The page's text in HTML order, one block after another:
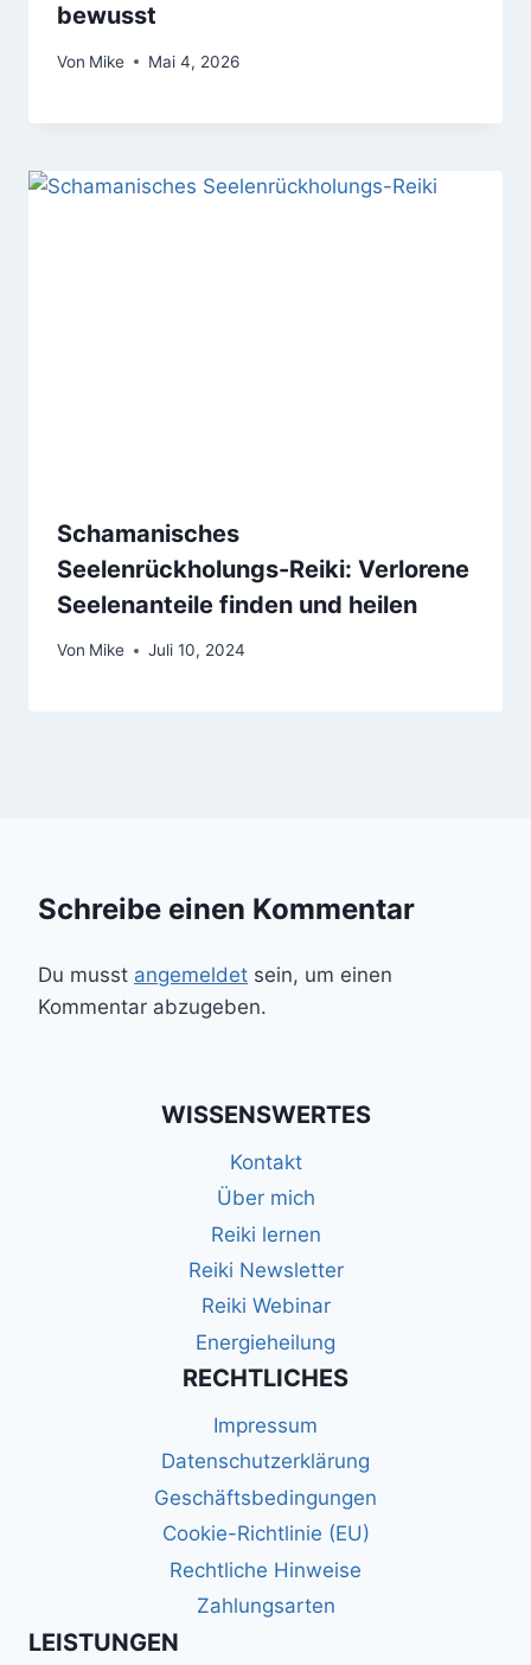
bewusst
Von Mike Mai 4, 2026
Schamanisches
Seelenrückholungs-Reiki: Verlorene
Seelenanteile finden und heilen
Von Mike Juli 10, 2024
Schreibe einen Kommentar
Du musst angemeldet sein, um einen
Kommentar abzugeben.
WISSENSWERTES
Kontakt
Über mich
Reiki lernen
Reiki Newsletter
Reiki Webinar
Energieheilung
RECHTLICHES
Impressum
Datenschutzerklärung
Geschäftsbedingungen
Cookie-Richtlinie (EU)
Rechtliche Hinweise
Zahlungsarten
LEISTUNGEN